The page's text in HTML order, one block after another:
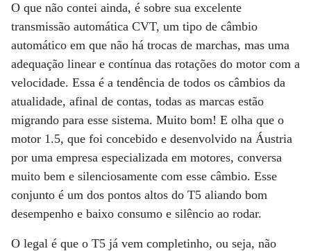
O que não contei ainda, é sobre sua excelente
transmissão automática CVT, um tipo de câmbio
automático em que não há trocas de marchas, mas uma
adequação linear e contínua das rotações do motor com a
velocidade. Essa é a tendência de todos os câmbios da
atualidade, afinal de contas, todas as marcas estão
migrando para esse sistema. Muito bom! E olha que o
motor 1.5, que foi concebido e desenvolvido na Áustria
por uma empresa especializada em motores, conversa
muito bem e silenciosamente com esse câmbio. Esse
conjunto é um dos pontos altos do T5 aliando bom
desempenho e baixo consumo e silêncio ao rodar.
O legal é que o T5 já vem completinho, ou seja, não